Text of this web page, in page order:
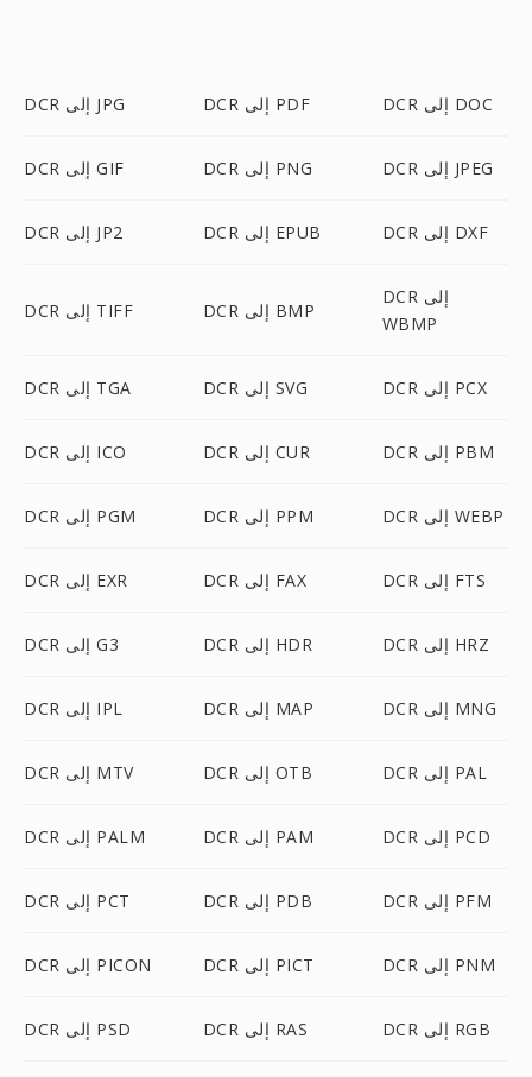
DCR إلى JPG DCR إلى PDF DCR إلى DOC
DCR إلى GIF DCR إلى PNG DCR إلى JPEG
DCR إلى JP2 DCR إلى EPUB DCR إلى DXF
DCR إلى TIFF DCR إلى BMP
DCR إلى
WBMP
DCR إلى TGA DCR إلى SVG DCR إلى PCX
DCR إلى ICO DCR إلى CUR DCR إلى PBM
DCR إلى PGM DCR إلى PPM DCR إلى WEBP
DCR إلى EXR DCR إلى FAX DCR إلى FTS
DCR إلى G3 DCR إلى HDR DCR إلى HRZ
DCR إلى IPL DCR إلى MAP DCR إلى MNG
DCR إلى MTV DCR إلى OTB DCR إلى PAL
DCR إلى PALM DCR إلى PAM DCR إلى PCD
DCR إلى PCT DCR إلى PDB DCR إلى PFM
DCR إلى PICON DCR إلى PICT DCR إلى PNM
DCR إلى PSD DCR إلى RAS DCR إلى RGB